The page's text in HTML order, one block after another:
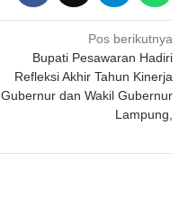
Pos berikutnya
Bupati Pesawaran Hadiri
Refleksi Akhir Tahun Kinerja
Gubernur dan Wakil Gubernur
Lampung,